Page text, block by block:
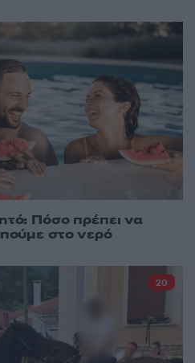
Πόσο πρέπει να
στο νερό
20